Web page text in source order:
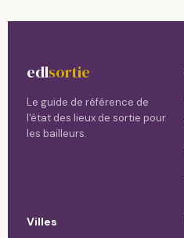
edlsortie
Le guide de référence de
l'état des lieux de sortie pour
les bailleurs.
Villes